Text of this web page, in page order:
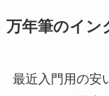
万年筆のイン
最近入門用の安